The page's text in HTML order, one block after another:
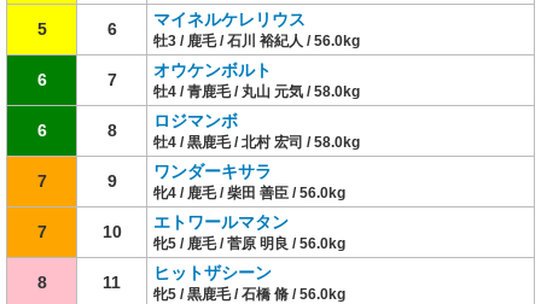
5 6 マイネルケレリウス
牡3 / 鹿毛 / 石川 裕紀人 / 56.0kg
6 7 オウケンボルト
牡4 / 青鹿毛 / 丸山 元気 / 58.0kg
6 8 ロジマンボ
牡4 / 黒鹿毛 / 北村 宏司 / 58.0kg
7 9 ワンダーキサラ
牝4 / 鹿毛 / 柴田 善臣 / 56.0kg
7 10 エトワールマタン
牝5 / 鹿毛 / 菅原 明良 / 56.0kg
8 11 ヒットザシーン
牝5 / 黒鹿毛 / 石橋 脩 / 56.0kg